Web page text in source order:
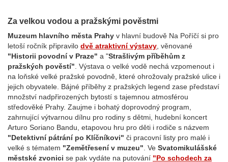
Za velkou vodou a pražskými pověstmi
Muzeum hlavního města Prahy v hlavní budově Na Poříčí si pro
letoší ročník připravilo dvě atraktivní výstavy , věnované
"Historii povodní v Praze" a "Strašlivým příběhům z
pražských pověstí" . Výstava o velké vodě nechá vzpomenout i
na loňské velké pražské povodně, které ohrožovaly pražské ulice i
jejich obyvatele. Bájné příběhy z pražských legend zase představí
množství nadpřirozených bytostí s tajemnou atmosférou
středověké Prahy. Zaujme i bohatý doprovodný program,
zahrnující výtvarnou dílnu pro rodiny s dětmi, hudební koncert
Arturo Soriano Bandu, etapovou hru pro děti i rodiče s názvem
"Detektivní pátrání po Klíčníkovi" či pracovní listy pro malé i
velké s tématem "Zemětřesení v muzeu" . Ve Svatomikulášské
městské zvonici se pak vydáte na putování "Po schodech za